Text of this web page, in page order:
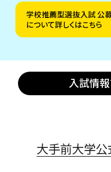
学校推薦型選抜入試 公募
について詳しくはこちら
入試情
大手前大学公